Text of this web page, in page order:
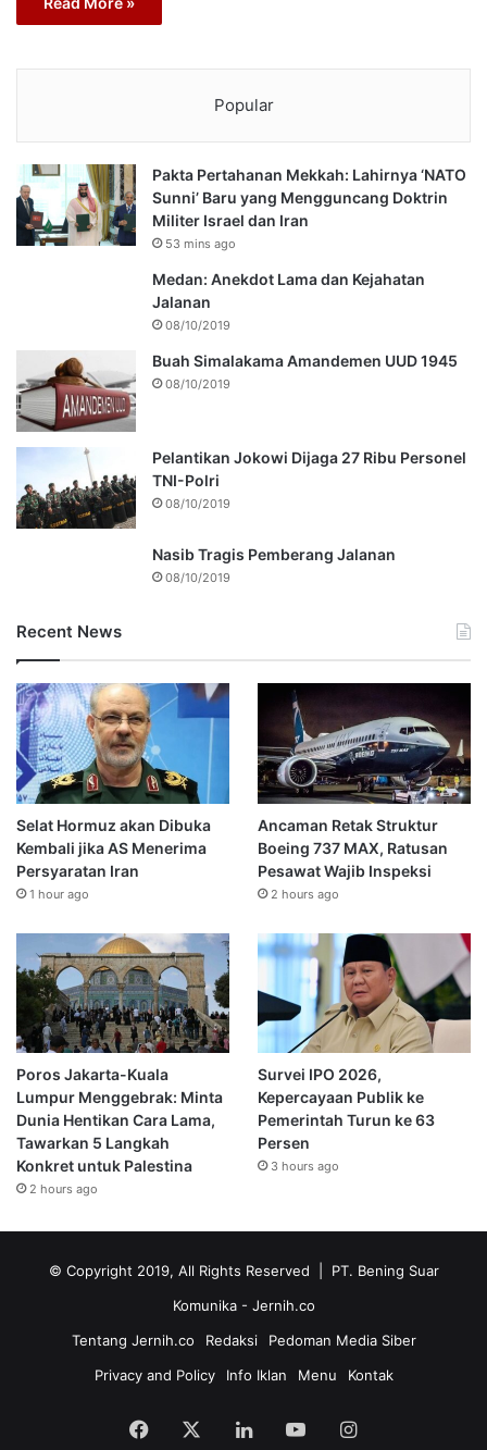
Popular
Pakta Pertahanan Mekkah: Lahirnya ‘NATO
Sunni’ Baru yang Mengguncang Doktrin
Militer Israel dan Iran
53 mins ago
Medan: Anekdot Lama dan Kejahatan
Jalanan
08/10/2019
Buah Simalakama Amandemen UUD 1945
08/10/2019
Pelantikan Jokowi Dijaga 27 Ribu Personel
TNI-Polri
08/10/2019
Nasib Tragis Pemberang Jalanan
08/10/2019
Recent News
Selat Hormuz akan Dibuka
Kembali jika AS Menerima
Persyaratan Iran
1 hour ago
Ancaman Retak Struktur
Boeing 737 MAX, Ratusan
Pesawat Wajib Inspeksi
2 hours ago
Poros Jakarta-Kuala
Lumpur Menggebrak: Minta
Dunia Hentikan Cara Lama,
Tawarkan 5 Langkah
Konkret untuk Palestina
2 hours ago
Survei IPO 2026,
Kepercayaan Publik ke
Pemerintah Turun ke 63
Persen
3 hours ago
© Copyright 2019, All Rights Reserved | PT. Bening Suar
Komunika - Jernih.co
Tentang Jernih.co
Redaksi
Pedoman Media Siber
Privacy and Policy
Info Iklan Menu Kontak
Facebook LinkedInYouTubeInstagram